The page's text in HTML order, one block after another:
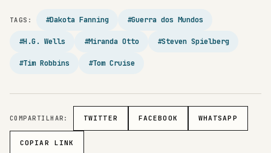
TAGS: #Dakota Fanning #Guerra dos Mundos
#H.G. Wells #Miranda Otto #Steven Spielberg
#Tim Robbins #Tom Cruise
COMPARTILHAR: TWITTER FACEBOOK WHATSAPP
COPIAR LINK